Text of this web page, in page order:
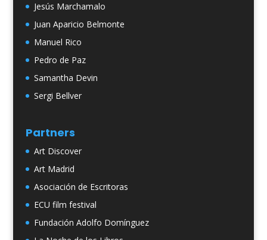
Jesús Marchamalo
Juan Aparicio Belmonte
Manuel Rico
Pedro de Paz
Samantha Devin
Sergi Bellver
Partners
Art Discover
Art Madrid
Asociación de Escritoras
ECU film festival
Fundación Adolfo Domínguez